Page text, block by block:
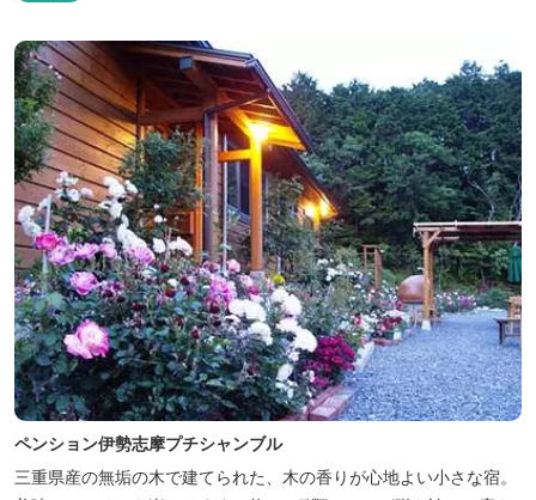
ペンション伊勢志摩プチシャンブル
三重県産の無垢の木で建てられた、木の香りが心地よい小さな宿。